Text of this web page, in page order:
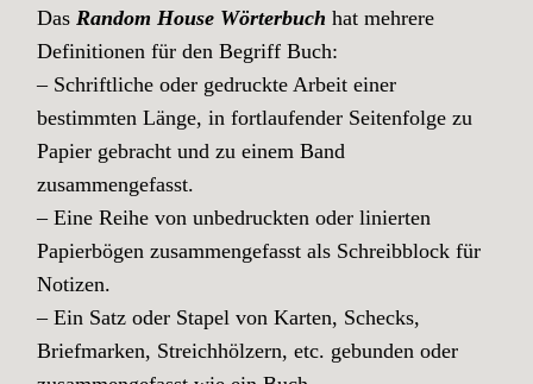
DasRandom House Wörterbuch hat mehrere
Definitionen für den Begriff Buch:
– Schriftliche oder gedruckte Arbeit einer
bestimmten Länge, in fortlaufender Seitenfolge zu
Papier gebracht und zu einem Band
zusammengefasst.
– Eine Reihe von unbedruckten oder linierten
Papierbögen zusammengefasst als Schreibblock für
Notizen.
– Ein Satz oder Stapel von Karten, Schecks,
Briefmarken, Streichhölzern, etc. gebunden oder